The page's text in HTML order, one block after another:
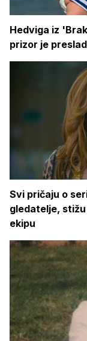
Hedviga iz
prizor je
Svi pričaju o
gledatelje,
ekipu